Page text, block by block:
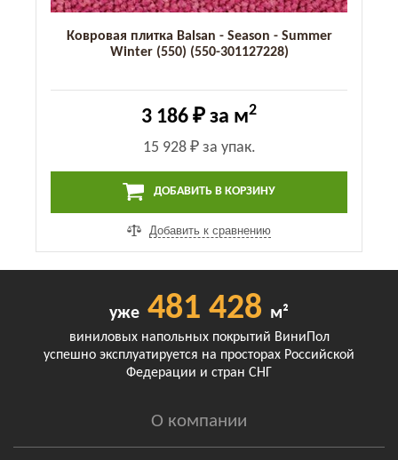
Ковровая плитка Balsan - Season - Summer
Winter (550) (550-301127228)
3 186 ₽ за м2
15 928 ₽за упак.
ДОБАВИТЬ В КОРЗИНУ
Добавить к сравнению
уже 481 428 м²
виниловых напольных покрытий ВиниПол
успешно эксплуатируется на просторах Российской
Федерации и стран СНГ
О компании